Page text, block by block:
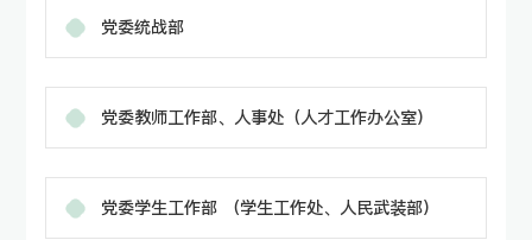
党委统战部
党委教师工作部、人事处（人才工作办公室）
党委学生工作部 （学生工作处、人民武装部）